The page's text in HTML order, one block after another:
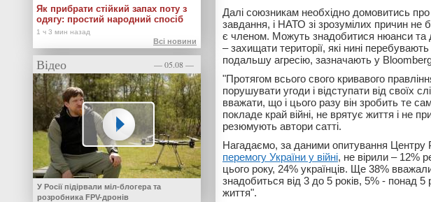
Далі союзникам необхідно домовитись
завдання, і НАТО зі зрозумілих причин не
є членом. Можуть знадобитися нюанси та
– захищати території, які нині
подальшу агресію, зазначають у
"Протягом всього свого кривавого
порушувати угоди і відступати від своїх
вважати, що і цього разу він зробить те
покладе край війні, не врятує життя і не
резюмують автори сатті.
Нагадаємо, за даними опитування Центру
перемогу України у війні, не вірили – 12%
цього року, 24% українців. Ще 38%
знадобиться від 3 до 5 років, 5% - понад
життя".
Як прибрати стійкий запах поту з
одягу: простий народний спосіб
Всі новини
Відео — 05.08 —
У Росії підірвали міл-блогера та
розробника FPV-дронів